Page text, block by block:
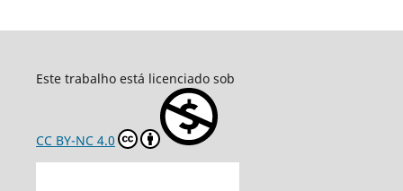
Este trabalho está licenciado sob
CC BY-NC 4.0